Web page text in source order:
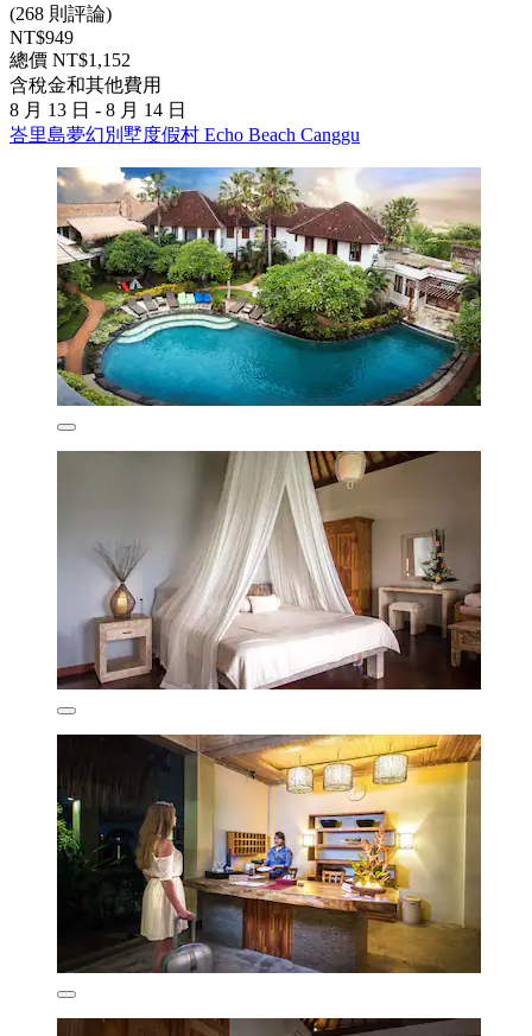
(268 則評論)
NT$949
總價 NT$1,152
含稅金和其他費用
8 月 13 日 - 8 月 14 日
峇里島夢幻別墅度假村 Echo Beach Canggu